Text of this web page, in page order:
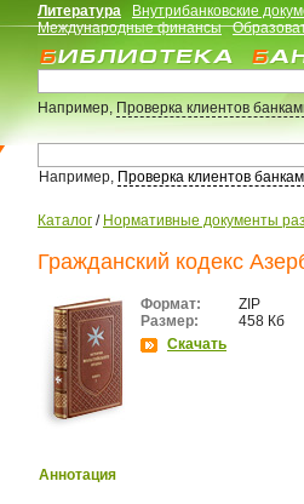
Литература Внутрибанковские
Международные финансы
Например,Проверка клиентов
Например, Проверка клиентов
Каталог / Нормативные документы
Гражданский кодекс
Формат:
ZIP
Размер:
458 Кб
Скачать
Аннотация